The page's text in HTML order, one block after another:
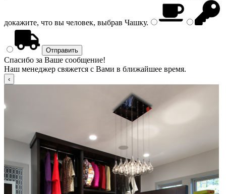
докажите, что вы человек, выбрав Чашку.
Спасибо за Ваше сообщение!
Наш менеджер свяжется с Вами в ближайшее время.